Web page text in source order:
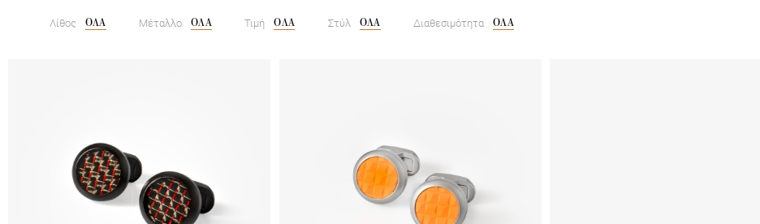
Λίθος ΟΛΑ Μέταλλο ΟΛΑ Τιμή ΟΛΑ Στύλ ΟΛΑ Διαθεσιμότητα ΟΛΑ